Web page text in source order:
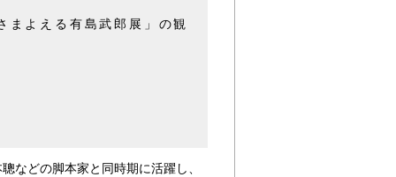
よえる有島武郎展」の観
などの脚本家と同時期に活躍し、